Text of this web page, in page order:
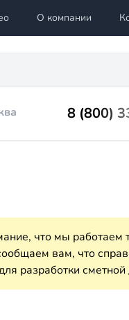
О компании
8 (800)
что мы работаем
вам, что
разработки